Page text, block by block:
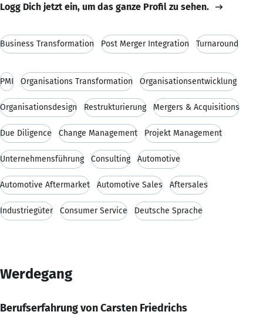
Logg Dich jetzt ein, um das ganze Profil zu sehen.
Business Transformation Post Merger Integration Turnaround
PMI Organisations Transformation Organisationsentwicklung
Organisationsdesign Restrukturierung Mergers & Acquisitions
Due Diligence Change Management Projekt Management
Unternehmensführung Consulting Automotive
Automotive Aftermarket Automotive Sales Aftersales
Industriegüter Consumer Service Deutsche Sprache
Werdegang
Berufserfahrung von Carsten Friedrichs